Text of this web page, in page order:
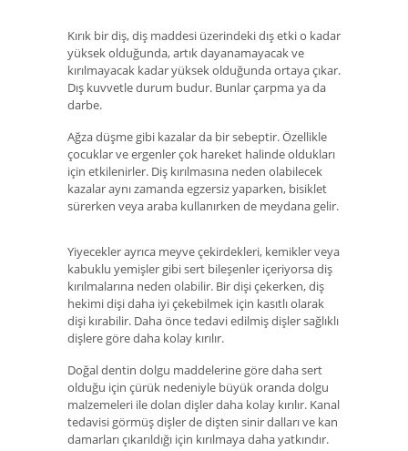
Kırık bir diş, diş maddesi üzerindeki dış etki o kadar
yüksek olduğunda, artık dayanamayacak ve
kırılmayacak kadar yüksek olduğunda ortaya çıkar.
Dış kuvvetle durum budur. Bunlar çarpma ya da
darbe.
Ağza düşme gibi kazalar da bir sebeptir. Özellikle
çocuklar ve ergenler çok hareket halinde oldukları
için etkilenirler. Diş kırılmasına neden olabilecek
kazalar aynı zamanda egzersiz yaparken, bisiklet
sürerken veya araba kullanırken de meydana gelir.
Yiyecekler ayrıca meyve çekirdekleri, kemikler veya
kabuklu yemişler gibi sert bileşenler içeriyorsa diş
kırılmalarına neden olabilir. Bir dişi çekerken, diş
hekimi dişi daha iyi çekebilmek için kasıtlı olarak
dişi kırabilir. Daha önce tedavi edilmiş dişler sağlıklı
dişlere göre daha kolay kırılır.
Doğal dentin dolgu maddelerine göre daha sert
olduğu için çürük nedeniyle büyük oranda dolgu
malzemeleri ile dolan dişler daha kolay kırılır. Kanal
tedavisi görmüş dişler de dişten sinir dalları ve kan
damarları çıkarıldığı için kırılmaya daha yatkındır.